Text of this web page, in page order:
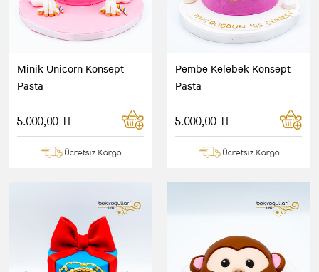
Minik Unicorn Konsept
Pasta
5.000,00 TL
Ücretsiz Kargo
Pembe Kelebek Konsept
Pasta
5.000,00 TL
Ücretsiz Kargo